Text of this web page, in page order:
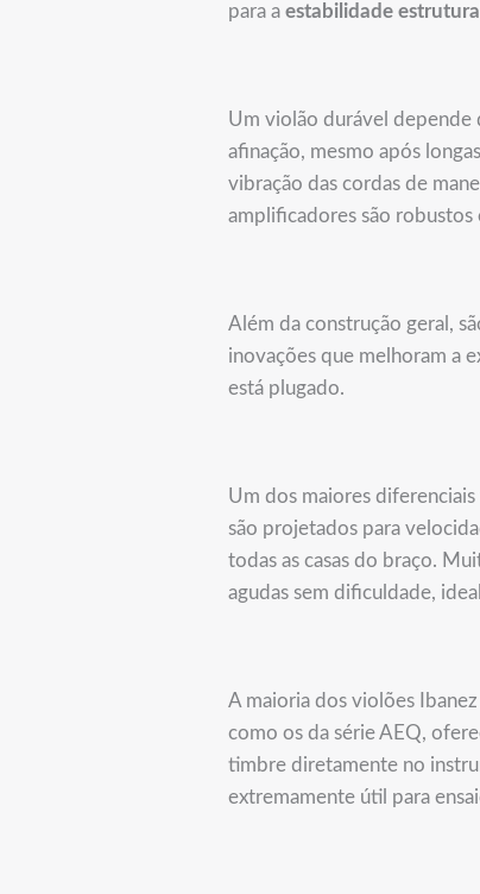
para a estabilidade estrutural
Um violão durável depende
afinação, mesmo após
vibração das cordas de
amplificadores são
Além da construção geral,
inovações que melhoram a
está plugado.
Um dos maiores
são projetados para
todas as casas do braço.
agudas sem dificuldade,
A maioria dos violões
como os da série AEQ,
timbre diretamente no
extremamente útil para